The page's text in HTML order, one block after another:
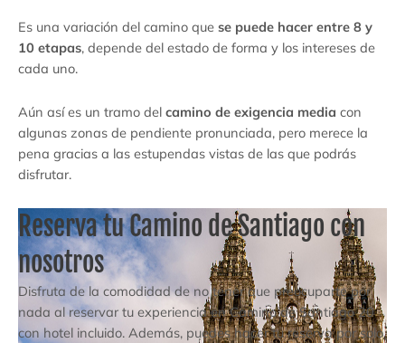
Es una variación del camino que se puede hacer entre 8 y
10 etapas, depende del estado de forma y los intereses de
cada uno.
Aún así es un tramo del camino de exigencia media con
algunas zonas de pendiente pronunciada, pero merece la
pena gracias a las estupendas vistas de las que podrás
disfrutar.
Reserva tu Camino de Santiago con
nosotros
Disfruta de la comodidad de no tener que preocuparte por
nada al reservar tu experiencia en Camino de Santiago 20
con hotel incluido. Además, puedes hacer tu reserva por solo